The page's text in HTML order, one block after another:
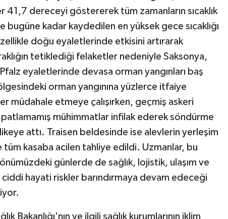
dereceyi göstererek tüm zamanların sıcaklık
bugüne kadar kaydedilen en yüksek gece sıcaklığı
doğu eyaletlerinde etkisini artırarak
tetiklediği felaketler nedeniyle Saksonya,
eyaletlerinde devasa orman yangınları baş
orman yangınına yüzlerce itfaiye
müdahale etmeye çalışırken, geçmiş askeri
mühimmatlar infilak ederek söndürme
attı. Traisen beldesinde ise alevlerin yerleşim
tüm kasaba acilen tahliye edildi. Uzmanlar, bu
günlerde de sağlık, lojistik, ulaşım ve
hayati riskler barındırmaya devam edeceği
Bakanlığı'nın ve ilgili sağlık kurumlarının iklim